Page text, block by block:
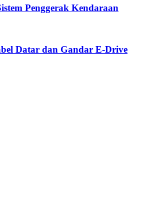
Penggerak Kendaraan
Datar dan Gandar E-Drive